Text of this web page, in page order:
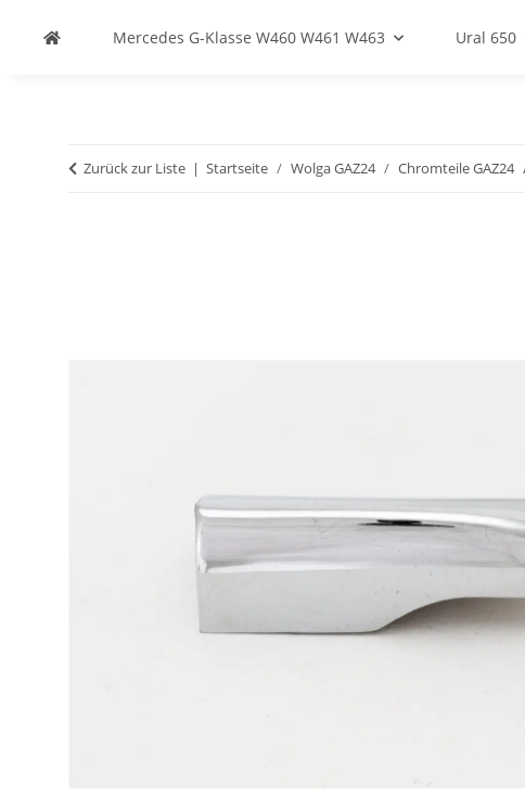
Mercedes G-Klasse W460 W461 W463 Ural 650
Zurück zur Liste Startseite Wolga GAZ24 Chromteile GAZ24